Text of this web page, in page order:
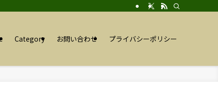
Category お問い合わせ プライバシーポリシー